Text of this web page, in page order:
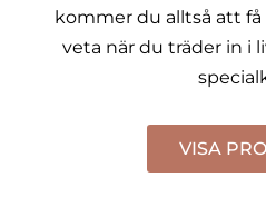
kommer du alltså att
veta när du träder in i
VISA